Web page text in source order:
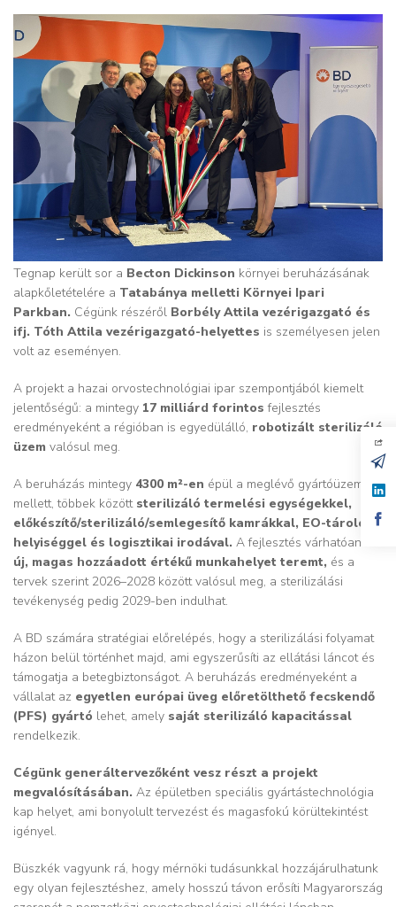
Tegnap került sor a Becton Dickinson környei beruházásának
alapkőletételére a Tatabánya melletti Környei Ipari
Parkban. Cégünk részéről Borbély Attila vezérigazgató és
ifj. Tóth Attila vezérigazgató-helyettes is személyesen jelen
volt az eseményen.
A projekt a hazai orvostechnológiai ipar szempontjából kiemelt
jelentőségű: a mintegy 17 milliárd forintos fejlesztés
eredményeként a régióban is egyedülálló, robotizált sterilizáló
üzem valósul meg.
A beruházás mintegy 4300 m²-en épül a meglévő gyártóüzem
mellett, többek között sterilizáló termelési egységekkel,
előkészítő/sterilizáló/semlegesítő kamrákkal, EO-tároló
helyiséggel és logisztikai irodával. A fejlesztés várhatóan 2
új, magas hozzáadott értékű munkahelyet teremt, és a
tervek szerint 2026–2028 között valósul meg, a sterilizálási
tevékenység pedig 2029-ben indulhat.
A BD számára stratégiai előrelépés, hogy a sterilizálási folyamat
házon belül történhet majd, ami egyszerűsíti az ellátási láncot és
támogatja a betegbiztonságot. A beruházás eredményeként a
vállalat az egyetlen európai üveg előretölthető fecskendő
(PFS) gyártó lehet, amely saját sterilizáló kapacitással
rendelkezik.
Cégünk generáltervezőként vesz részt a projekt
megvalósításában. Az épületben speciális gyártástechnológia
kap helyet, ami bonyolult tervezést és magasfokú körültekintést
igényel.
Büszkék vagyunk rá, hogy mérnöki tudásunkkal hozzájárulhatunk
egy olyan fejlesztéshez, amely hosszú távon erősíti Magyarország